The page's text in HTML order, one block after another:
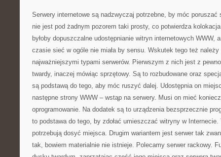
Serwery internetowe są nadzwyczaj potrzebne, by móc
nie jest pod żadnym pozorem taki prosty, co potwierdza
byłoby dopuszczalne udostępnianie witryn internetowych WWW,
czasie sieć w ogóle nie miała by sensu. Wskutek tego też
najważniejszymi typami serwerów. Pierwszym z nich jest z
twardy, inaczej mówiąc sprzętowy. Są to rozbudowane oraz
są podstawą do tego, aby móc ruszyć dalej. Udostępnia on
następne strony WWW – wstąp na serwery. Musi on mieć
oprogramowanie. Na dodatek są to urządzenia bezsprzecznie
to podstawa do tego, by zdołać umieszczać witryny w
potrzebują dosyć miejsca. Drugim wariantem jest serwer tak
tak, bowiem materialnie nie istnieje. Polecamy serwer rackowy.